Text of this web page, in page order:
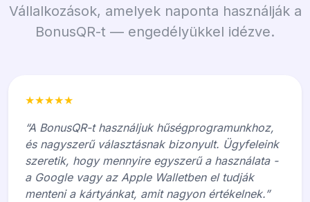
Vállalkozások, amelyek naponta használják a
BonusQR-t — engedélyükkel idézve.
★★★★★
“A BonusQR-t használjuk hűségprogramunkhoz,
és nagyszerű választásnak bizonyult. Ügyfeleink
szeretik, hogy mennyire egyszerű a használata -
a Google vagy az Apple Walletben el tudják
menteni a kártyánkat, amit nagyon értékelnek.”